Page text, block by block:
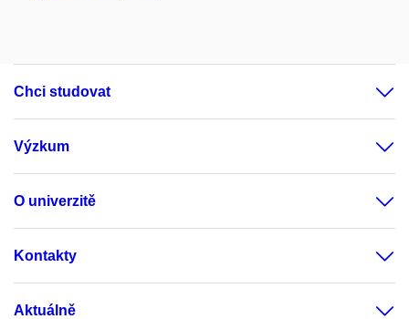
Chci studovat
Výzkum
O univerzitě
Kontakty
Aktuálně